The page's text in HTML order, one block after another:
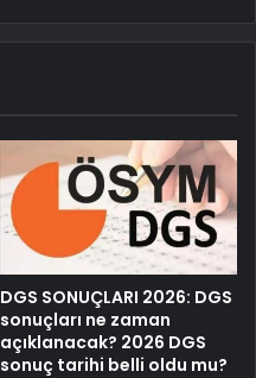
DGS SONUÇLARI 2026: DGS
sonuçları ne zaman
açıklanacak? 2026 DGS
sonuç tarihi belli oldu mu?